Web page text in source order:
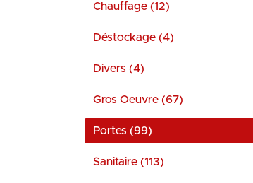
Chauffage (12)
Déstockage (4)
Divers (4)
Gros Oeuvre (67)
Portes (99)
Sanitaire (113)